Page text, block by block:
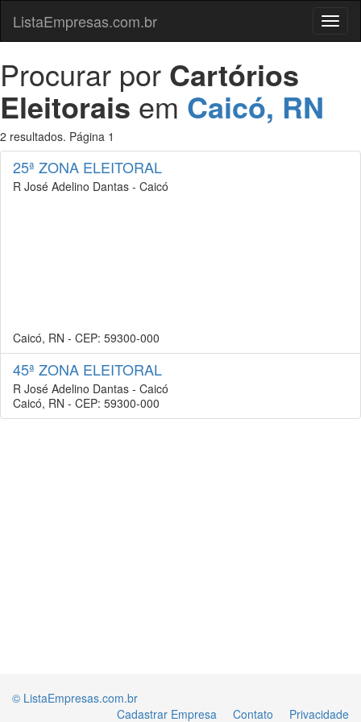
Menu
ListaEmpresas.com.br
Procurar por Cartórios
Eleitorais em Caicó, RN
2 resultados. Página 1
25ª ZONA ELEITORAL
R José Adelino Dantas - Caicó
Caicó, RN - CEP: 59300-000
45ª ZONA ELEITORAL
R José Adelino Dantas - Caicó
Caicó, RN - CEP: 59300-000
© ListaEmpresas.com.br
Cadastrar Empresa
Contato Privacidade